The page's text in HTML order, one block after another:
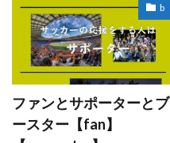
b
ファンとサポーターとブ
ースター【fan】